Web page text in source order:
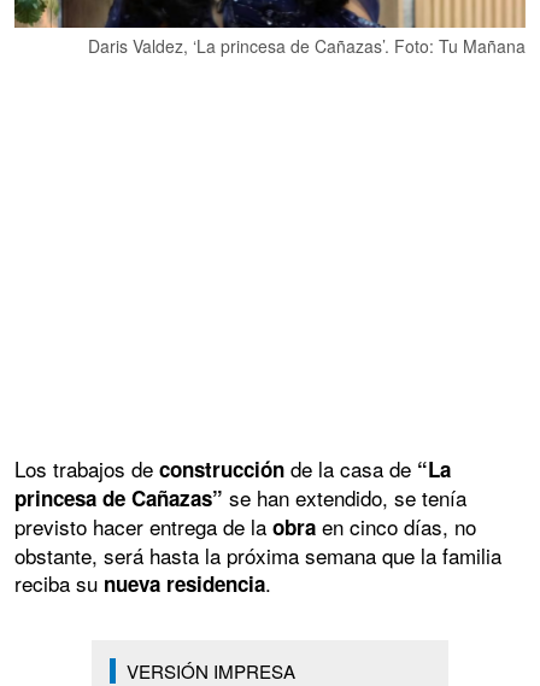
Daris Valdez, ‘La princesa de Cañazas’. Foto: Tu Mañana
Los trabajos de construcción de la casa de “La
princesa de Cañazas” se han extendido, se tenía
previsto hacer entrega de la obra en cinco días, no
obstante, será hasta la próxima semana que la familia
reciba su nueva residencia.
VERSIÓN IMPRESA